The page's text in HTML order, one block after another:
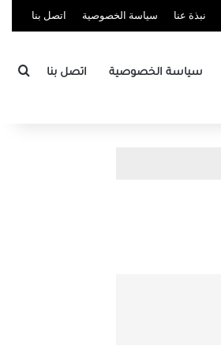
نبذة عنا سياسة الخصوصية اتصل بنا
سياسة الخصوصية اتصل بنا